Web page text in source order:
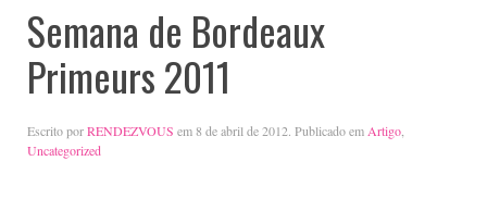
Semana de Bordeaux
Primeurs 2011
Escrito porRENDEZVOUS em8 de abril de 2012 . Publicado em Artigo
Uncategorized